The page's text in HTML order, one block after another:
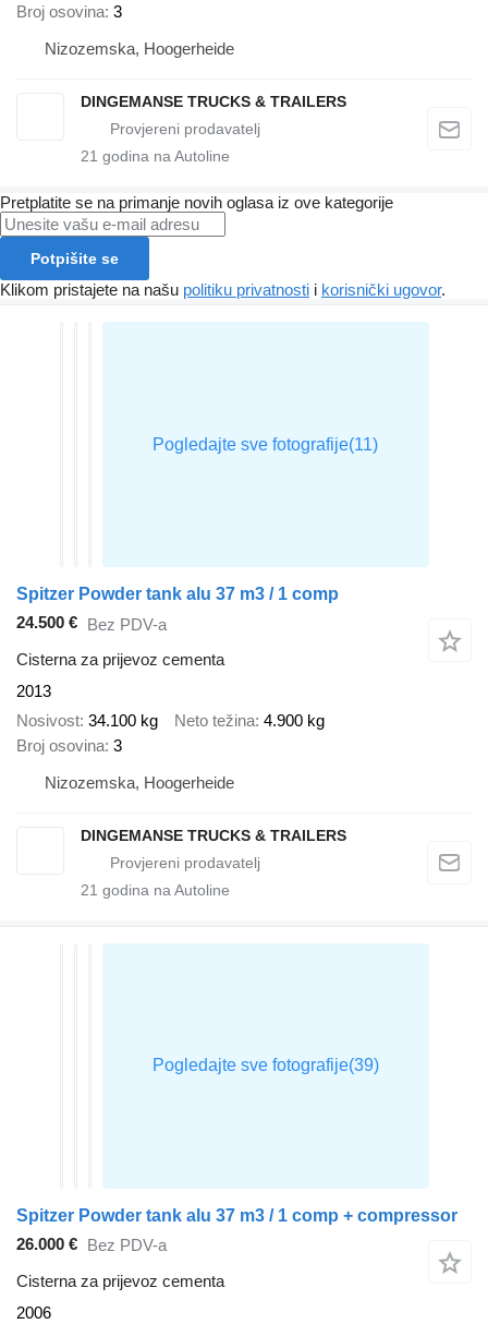
Broj osovina 3
Nizozemska, Hoogerheide
DINGEMANSE TRUCKS & TRAILERS
21 godina na Autoline
Pretplatite se na primanje novih oglasa iz ove kategorije
Potpišite se
Klikom pristajete na našu politiku privatnosti i korisnički ugovor.
Spitzer Powder tank alu 37 m3 / 1 comp
24.500 € Bez PDV-a
Cisterna za prijevoz cementa
2013
Nosivost 34.100 kg Neto težina 4.900 kg
Broj osovina 3
Nizozemska, Hoogerheide
DINGEMANSE TRUCKS & TRAILERS
21 godina na Autoline
Spitzer Powder tank alu 37 m3 / 1 comp + compressor
26.000 € Bez PDV-a
Cisterna za prijevoz cementa
2006